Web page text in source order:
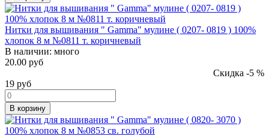
Нитки для вышивания " Gamma" мулине ( 0207- 0819 ) 100%
хлопок 8 м №0811 т. коричневый
В наличии: много
20.00 руб
Скидка -5 %
19 руб
В корзину